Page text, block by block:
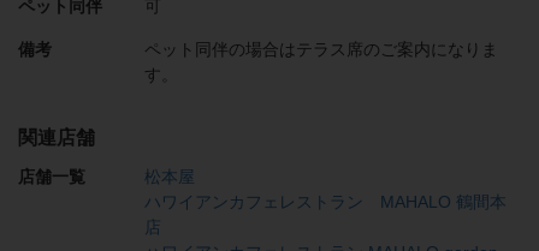
ペット同伴 可
備考
ペット同伴の場合はテラス席のご案内になりま
す。
関連店舗
店舗一覧
松本屋
ハワイアンカフェレストラン MAHALO 鶴間本
店